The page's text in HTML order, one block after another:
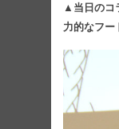
▲当日のコ
力的なフー